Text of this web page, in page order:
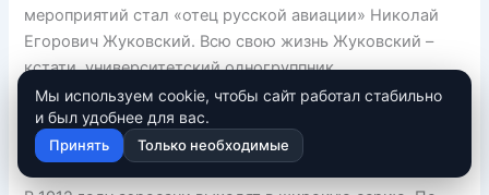
мероприятий стал «отец русской авиации» Николай
Егорович Жуковский. Всю свою жизнь Жуковский –
кстати, университетский одногруппник
Неждановского, а затем его будущий руководитель –
сильно интересовался аэросанями и сам участвовал в
разработке некоторых конструкций.
Мы используем cookie, чтобы сайт работал стабильно
и был удобнее для вас.
Принять Только необходимые